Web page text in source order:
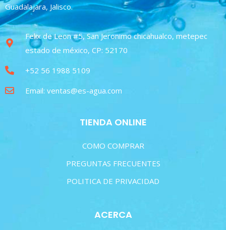
Guadalajara, Jalisco.
Felix de Leon #5, San Jeronimo chicahualco, metepec
estado de méxico, CP: 52170
+52 56 1988 5109
Email: ventas@es-agua.com
TIENDA ONLINE
COMO COMPRAR
PREGUNTAS FRECUENTES
POLITICA DE PRIVACIDAD
ACERCA